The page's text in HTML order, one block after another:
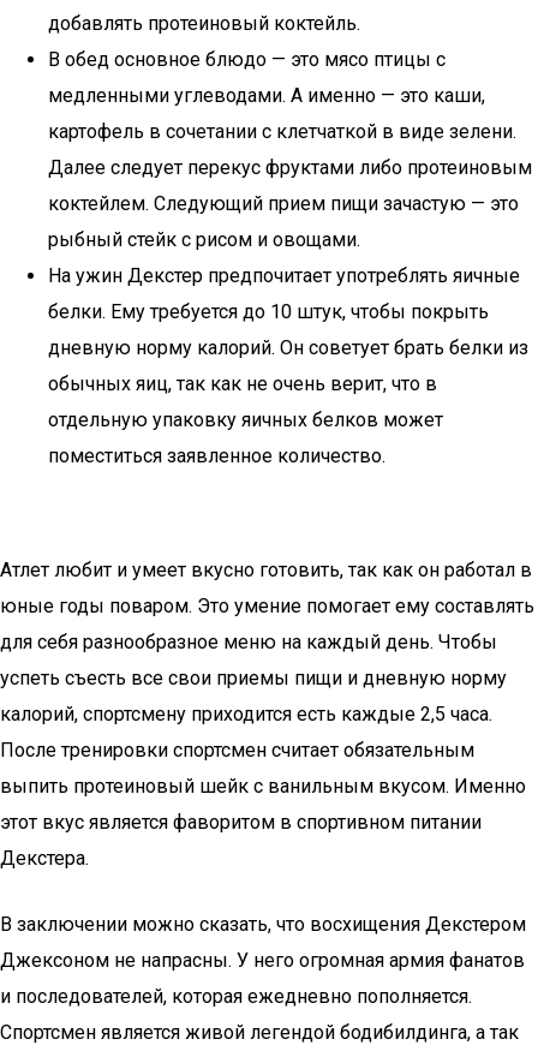
добавлять протеиновый коктейль.
В обед основное блюдо — это мясо птицы с
медленными углеводами. А именно — это каши,
картофель в сочетании с клетчаткой в виде зелени.
Далее следует перекус фруктами либо протеиновым
коктейлем. Следующий прием пищи зачастую — это
рыбный стейк с рисом и овощами.
На ужин Декстер предпочитает употреблять яичные
белки. Ему требуется до 10 штук, чтобы покрыть
дневную норму калорий. Он советует брать белки из
обычных яиц, так как не очень верит, что в
отдельную упаковку яичных белков может
поместиться заявленное количество.
Атлет любит и умеет вкусно готовить, так как он работал в
юные годы поваром. Это умение помогает ему составлять
для себя разнообразное меню на каждый день. Чтобы
успеть съесть все свои приемы пищи и дневную норму
калорий, спортсмену приходится есть каждые 2,5 часа.
После тренировки спортсмен считает обязательным
выпить протеиновый шейк с ванильным вкусом. Именно
этот вкус является фаворитом в спортивном питании
Декстера.
В заключении можно сказать, что восхищения Декстером
Джексоном не напрасны. У него огромная армия фанатов
и последователей, которая ежедневно пополняется.
Спортсмен является живой легендой бодибилдинга, а так